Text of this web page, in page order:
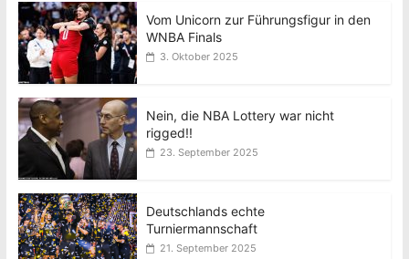
Vom Unicorn zur Führungsfigur in den
WNBA Finals
3. Oktober 2025
Nein, die NBA Lottery war nicht
rigged!!
23. September 2025
Deutschlands echte
Turniermannschaft
21. September 2025